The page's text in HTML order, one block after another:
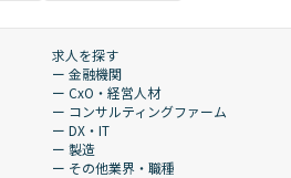
求人を探す
ー 金融機関
ー CxO・経営人材
ー コンサルティングファーム
ー DX・IT
ー 製造
ー その他業界・職種